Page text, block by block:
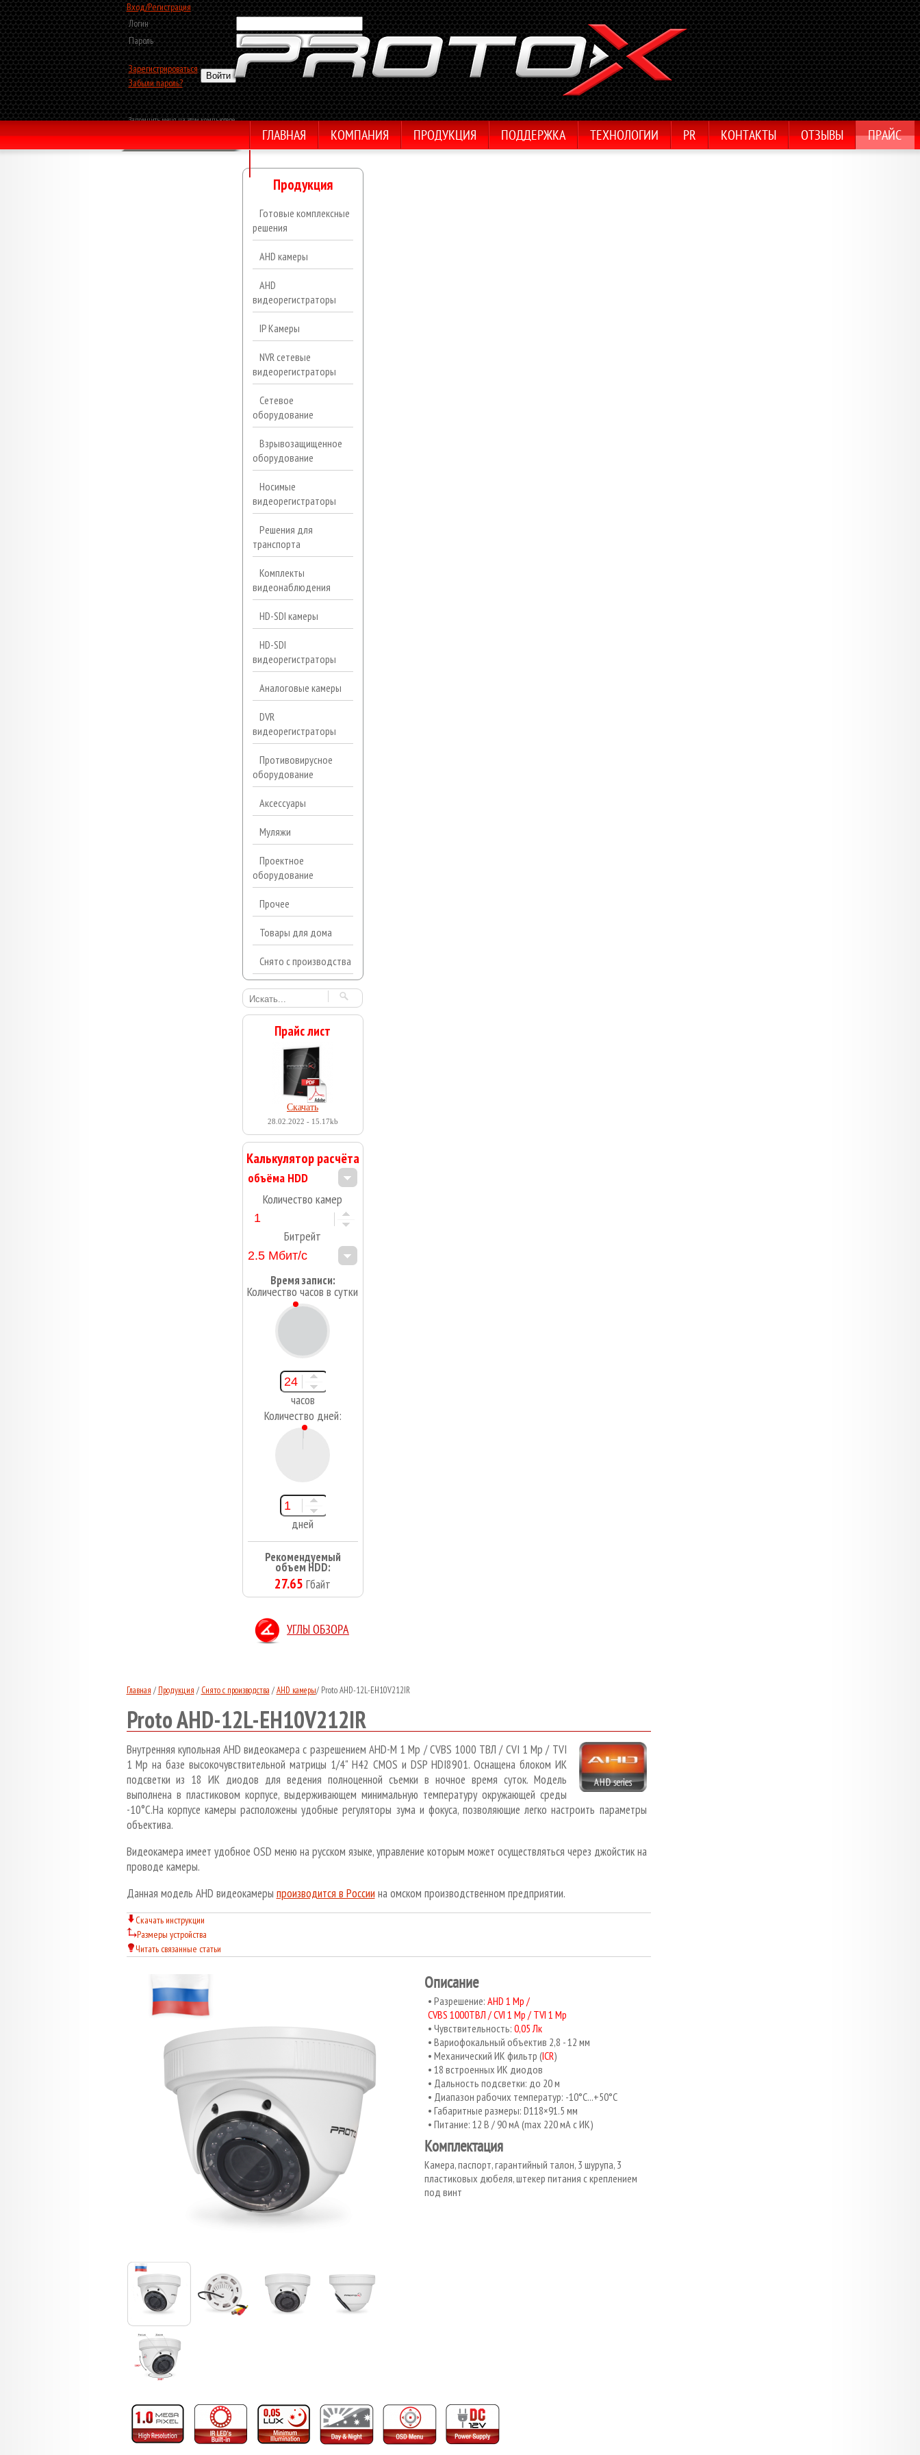
Вход/Регистрация
Логин
Пароль
Зарегистрироваться
Забыли пароль?
Запомнить меня на этом компьютере
ГЛАВНАЯ КОМПАНИЯ ПРОДУКЦИЯ ПОДДЕРЖКА ТЕХНОЛОГИИ PR КОНТАКТЫ ОТЗЫВЫ ПРАЙС
Продукция
Готовые комплексные
решения
AHD камеры
AHD
видеорегистраторы
IP Камеры
NVR сетевые
видеорегистраторы
Сетевое
оборудование
Взрывозащищенное
оборудование
Носимые
видеорегистраторы
Решения для
транспорта
Комплекты
видеонаблюдения
HD-SDI камеры
HD-SDI
видеорегистраторы
Аналоговые камеры
DVR
видеорегистраторы
Противовирусное
оборудование
Аксессуары
Муляжи
Проектное
оборудование
Прочее
Товары для дома
Снято с производства
Прайс лист
Скачать
28.02.2022 - 15.17kb
Калькулятор расчёта
Количество камер
Битрейт
Время записи:
Количество часов в сутки
часов
Количество дней:
дней
Рекомендуемый
объем HDD:
27.65 Гбайт
УГЛЫ ОБЗОРА
Главная / Продукция / Снято с производства /AHD камеры/ Proto AHD-12L-EH10V212IR
Proto AHD-12L-EH10V212IR
Внутренняя купольная AHD видеокамера с разрешением AHD-M 1 Mp / CVBS 1000 ТВЛ / CVI 1 Mp / TVI
1 Mp на базе высокочувствительной матрицы 1/4" H42 CMOS и DSP HDI8901. Оснащена блоком ИК
подсветки из 18 ИК диодов для ведения полноценной съемки в ночное время суток. Модель
выполнена в пластиковом корпусе, выдерживающем минимальную температуру окружающей среды
-10°C.На корпусе камеры расположены удобные регуляторы зума и фокуса, позволяющие легко настроить параметры
объектива.
Видеокамера имеет удобное OSD меню на русском языке, управление которым может осуществляться через джойстик на
проводе камеры.
Данная модель AHD видеокамеры производится в России на омском производственном предприятии.
Скачать инструкции
Размеры устройства
Читать связанные статьи
Описание
Разрешение: AHD 1 Mp /
CVBS 1000ТВЛ /CVI 1 Mp / TVI 1 Mp
Чувствительность: 0,05 Лк
Вариофокальный объектив 2,8 - 12 мм
Механический ИК фильтр (ICR)
18 встроенных ИК диодов
Дальность подсветки: до 20 м
Диапазон рабочих температур: -10°С...+50°С
Габаритные размеры: D118×91.5 мм
Питание: 12 В / 90 мА (max 220 мА с ИК)
Комплектация
Камера, паспорт, гарантийный талон, 3 шурупа, 3
пластиковых дюбеля, штекер питания с креплением
под винт